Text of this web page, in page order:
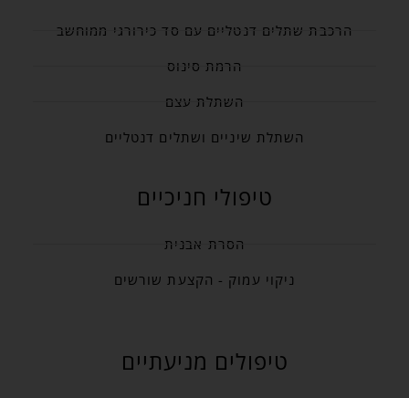
הרכבת שתלים דנטליים עם סד כירורגי ממוחשב
הרמת סינוס
השתלת עצם
השתלת שיניים ושתלים דנטליים
טיפולי חניכיים
הסרת אבנית
ניקוי עמוק - הקצעת שורשים
טיפולים מניעתיים